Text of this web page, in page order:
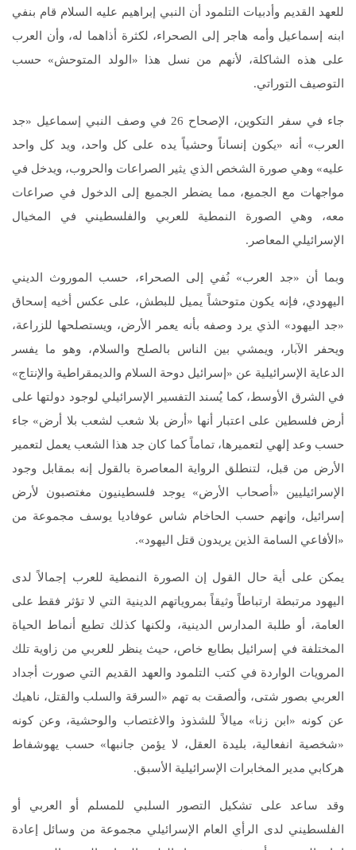
للعهد القديم وأدبيات التلمود أن النبي إبراهيم عليه السلام قام بنفي
ابنه إسماعيل وأمه هاجر إلى الصحراء، لكثرة أذاهما له، وأن العرب
على هذه الشاكلة، لأنهم من نسل هذا «الولد المتوحش» حسب
التوصيف التوراتي.
جاء في سفر التكوين، الإصحاح 26 في وصف النبي إسماعيل «جد
العرب» أنه «يكون إنساناً وحشياً يده على كل واحد، ويد كل واحد
عليه» وهي صورة الشخص الذي يثير الصراعات والحروب، ويدخل في
مواجهات مع الجميع، مما يضطر الجميع إلى الدخول في صراعات
معه، وهي الصورة النمطية للعربي والفلسطيني في المخيال
الإسرائيلي المعاصر.
وبما أن «جد العرب» نُفي إلى الصحراء، حسب الموروث الديني
اليهودي، فإنه يكون متوحشاً يميل للبطش، على عكس أخيه إسحاق
«جد اليهود» الذي يرد وصفه بأنه يعمر الأرض، ويستصلحها للزراعة،
ويحفر الآبار، ويمشي بين الناس بالصلح والسلام، وهو ما يفسر
الدعاية الإسرائيلية عن «إسرائيل دوحة السلام والديمقراطية والإنتاج»
في الشرق الأوسط، كما يُسند التفسير الإسرائيلي لوجود دولتها على
أرض فلسطين على اعتبار أنها «أرض بلا شعب لشعب بلا أرض» جاء
حسب وعد إلهي لتعميرها، تماماً كما كان جد هذا الشعب يعمل لتعمير
الأرض من قبل، لتنطلق الرواية المعاصرة بالقول إنه بمقابل وجود
الإسرائيليين «أصحاب الأرض» يوجد فلسطينيون مغتصبون لأرض
إسرائيل، وإنهم حسب الحاخام شاس عوفاديا يوسف مجموعة من
«الأفاعي السامة الذين يريدون قتل اليهود».
يمكن على أية حال القول إن الصورة النمطية للعرب إجمالاً لدى
اليهود مرتبطة ارتباطاً وثيقاً بمروياتهم الدينية التي لا تؤثر فقط على
العامة، أو طلبة المدارس الدينية، ولكنها كذلك تطبع أنماط الحياة
المختلفة في إسرائيل بطابع خاص، حيث ينظر للعربي من زاوية تلك
المرويات الواردة في كتب التلمود والعهد القديم التي صورت أجداد
العربي بصور شتى، وألصقت به تهم «السرقة والسلب والقتل، ناهيك
عن كونه «ابن زنا» ميالاً للشذوذ والاغتصاب والوحشية، وعن كونه
«شخصية انفعالية، بليدة العقل، لا يؤمن جانبها» حسب يهوشفاط
هركابي مدير المخابرات الإسرائيلية الأسبق.
وقد ساعد على تشكيل التصور السلبي للمسلم أو العربي أو
الفلسطيني لدى الرأي العام الإسرائيلي مجموعة من وسائل إعادة